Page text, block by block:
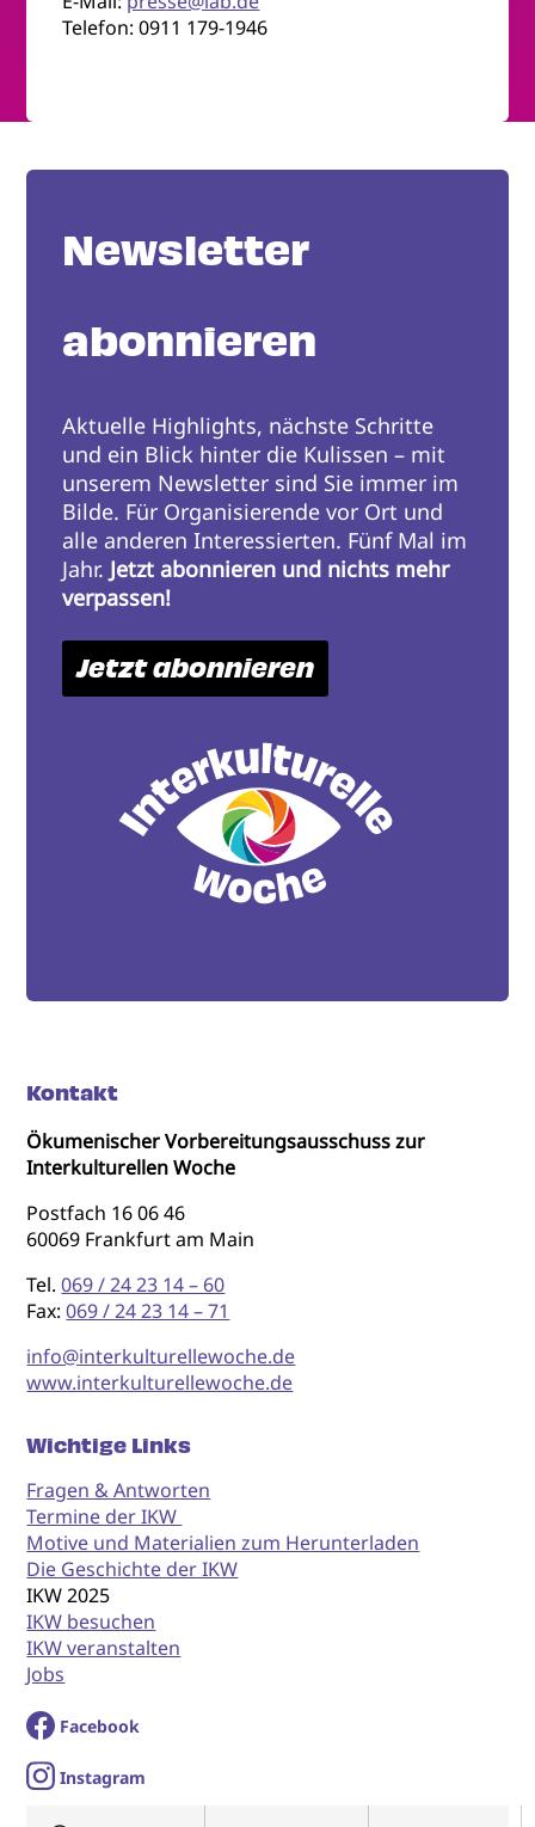
Telefon: 0911 179-1946
Newsletter
abonnieren
Aktuelle Highlights, nächste Schritte
und ein Blick hinter die Kulissen – mit
unserem Newsletter sind Sie immer im
Bilde. Für Organisierende vor Ort und
alle anderen Interessierten. Fünf Mal im
Jahr. Jetzt abonnieren und nichts mehr
verpassen!
Jetzt abonnieren
Kontakt
Ökumenischer Vorbereitungsausschuss zur
Interkulturellen Woche
Postfach 16 06 46
60069 Frankfurt am Main
Tel.069 / 24 23 14 – 60
Fax:069 / 24 23 14 – 71
info@interkulturellewoche.de
www.interkulturellewoche.de
Wichtige Links
Fragen & Antworten
Termine der IKW
Motive und Materialien zum Herunterladen
Die Geschichte der IKW
IKW 2025
IKW besuchen
IKW veranstalten
Jobs
Facebook
Instagram